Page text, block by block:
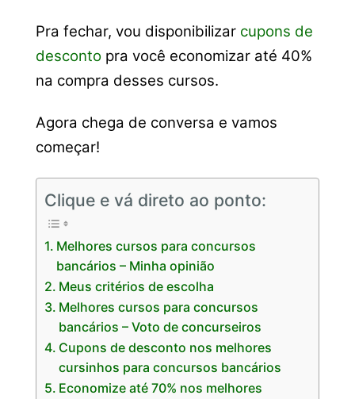
Pra fechar, vou disponibilizar cupons de
descontopra você economizar até 40%
na compra desses cursos.
Agora chega de conversa e vamos
começar!
Clique e vá direto ao ponto:
Melhores cursos para concursos
bancários – Minha opinião
Meus critérios de escolha
Melhores cursos para concursos
bancários – Voto de concurseiros
Cupons de desconto nos melhores
cursinhos para concursos bancários
Economize até 70% nos melhores